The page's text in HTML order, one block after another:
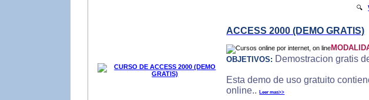
🔍
ACCESS 2000 (DEMO GRATIS)
OBJETIVOS: Demostracion gratis
Esta demo de uso gratuito
online..Leer mas>>